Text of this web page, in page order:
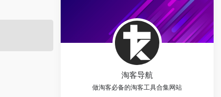
淘客导航
做淘客必备的淘客工具合集网站